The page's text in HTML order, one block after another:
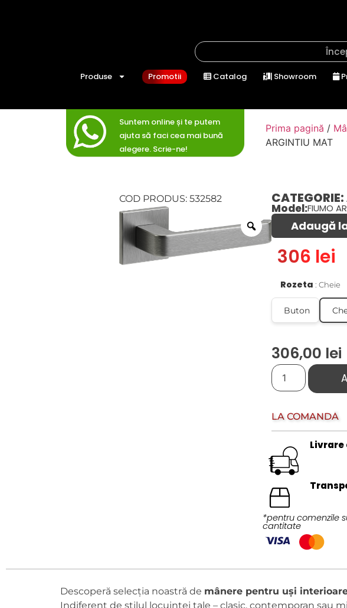
Produse Promotii Catalog Showroom
Suntem online și te putem
ajuta să faci cea mai bună
alegere. Scrie-ne!
Prima pagină /
ARGINTIU MAT
COD PRODUS: 532582 CATEGORIE:
Model:FIUMO
Adaugă
306 lei
Rozeta Cheie
Buton
306,00 lei
LA COMANDĂ
*pentru comenzile
cantitate
Descoperă selecția noastră de mânere pentru uși
Indiferent de stilul locuinței tale – clasic, contemporan sau